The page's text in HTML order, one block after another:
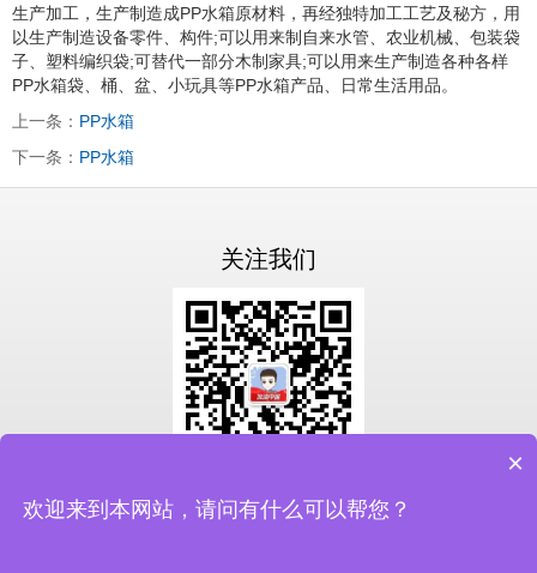
生产加工，生产制造成PP水箱原材料，再经独特加工工艺及秘方，用
以生产制造设备零件、构件;可以用来制自来水管、农业机械、包装袋
子、塑料编织袋;可替代一部分木制家具;可以用来生产制造各种各样
PP水箱袋、桶、盆、小玩具等PP水箱产品、日常生活用品。
上一条： PP水箱
下一条： PP水箱
关注我们
扫一扫关注我们
×
欢迎来到本网站，请问有什么可以帮您？